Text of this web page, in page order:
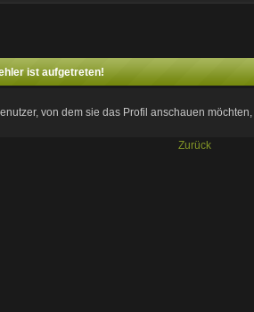
ist aufgetreten!
von dem sie das Profil anschauen
Zurück